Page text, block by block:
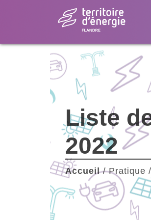
Liste
2022
Accueil/Pratique /